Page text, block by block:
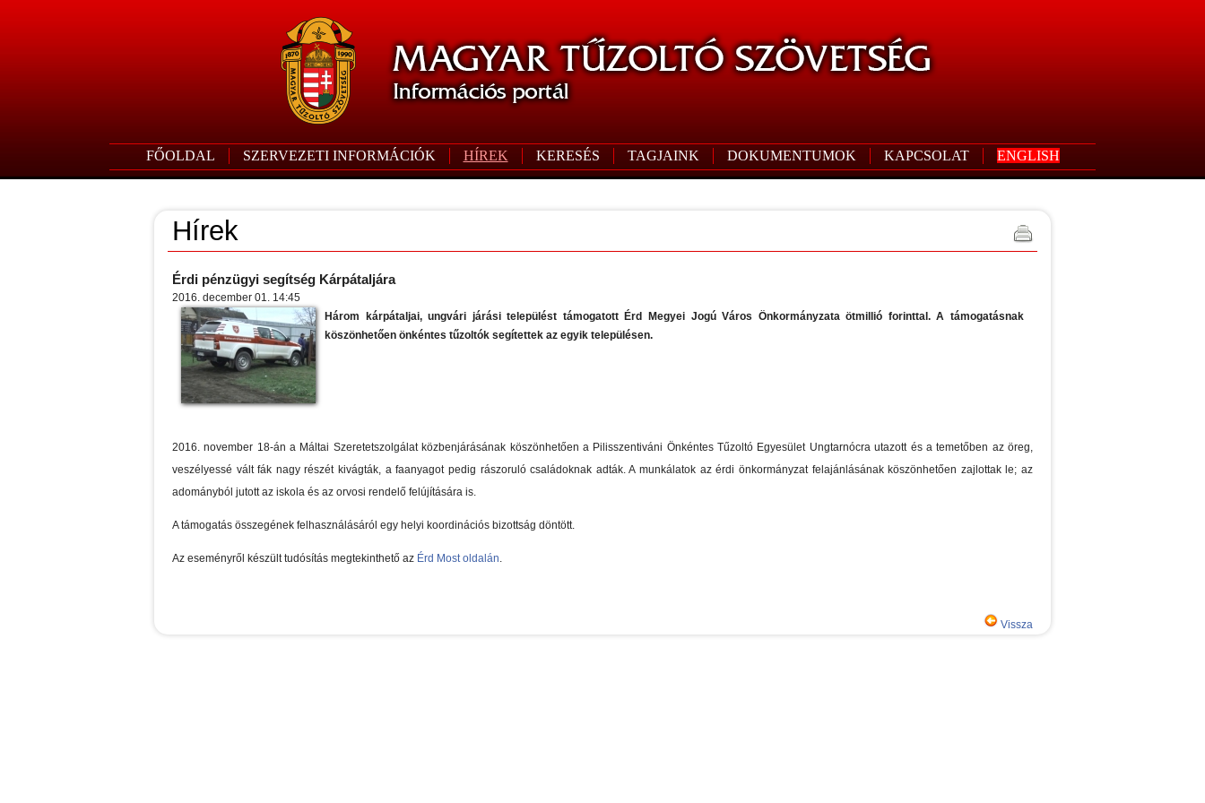
FŐOLDAL SZERVEZETI INFORMÁCIÓK HÍREK KERESÉS TAGJAINK DOKUMENTUMOK KAPCSOLAT ENGLISH
Hírek
Érdi pénzügyi segítség Kárpátaljára
2016. december 01. 14:45
Három kárpátaljai, ungvári járási települést támogatott Érd Megyei Jogú Város Önkormányzata ötmillió forinttal. A támogatásnak
köszönhetően önkéntes tűzoltók segítettek az egyik településen.
2016. november 18-án a Máltai Szeretetszolgálat közbenjárásának köszönhetően a Pilisszentiváni Önkéntes Tűzoltó Egyesület Ungtarnócra utazott és a temetőben az öreg,
veszélyessé vált fák nagy részét kivágták, a faanyagot pedig rászoruló családoknak adták. A munkálatok az érdi önkormányzat felajánlásának köszönhetően zajlottak le; az
adományból jutott az iskola és az orvosi rendelő felújítására is.
A támogatás összegének felhasználásáról egy helyi koordinációs bizottság döntött.
Az eseményről készült tudósítás megtekinthető az Érd Most oldalán.
Vissza